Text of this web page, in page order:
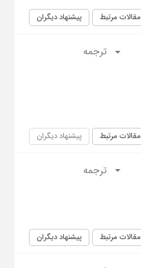
مقالات مرتبط پیشنهاد دیگران
ترجمه
مقالات مرتبط پیشنهاد دیگران
ترجمه
مقالات مرتبط پیشنهاد دیگران